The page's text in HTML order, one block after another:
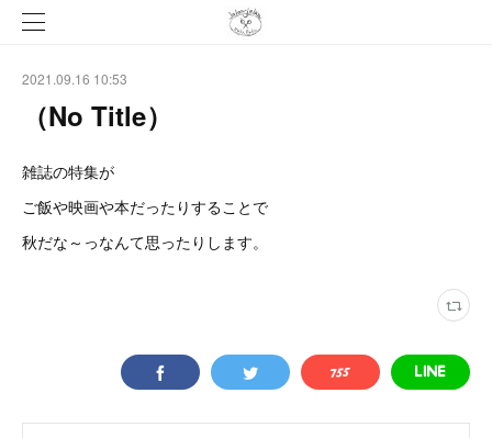
2021.09.16 10:53
（No Title）
雑誌の特集が
ご飯や映画や本だったりすることで
秋だな～っなんて思ったりします。